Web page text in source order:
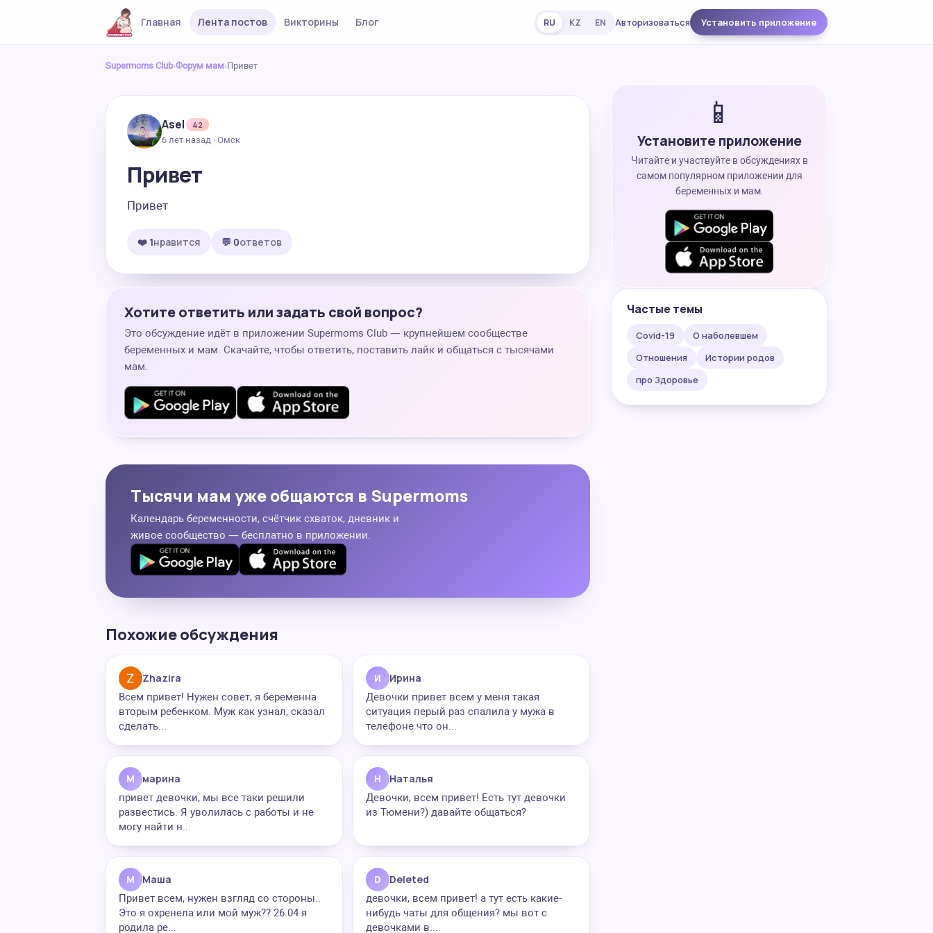
Главная Лента постов Викторины Блог RU KZ EN Авторизоваться Установить приложение
Supermoms Club›Форум мам›Привет
Asel
42
6 лет назад · Омск
Привет
Привет
❤️ 1нравится 💬 0ответов
Хотите ответить или задать свой вопрос?
Это обсуждение идёт в приложении Supermoms Club — крупнейшем сообществе
беременных и мам. Скачайте, чтобы ответить, поставить лайк и общаться с тысячами
мам.
Тысячи мам уже общаются в Supermoms
Календарь беременности, счётчик схваток, дневник и
живое сообщество — бесплатно в приложении.
Похожие обсуждения
Zhazira
Всем привет! Нужен совет, я беременна
вторым ребенком. Муж как узнал, сказал
сделать...
И Ирина
Девочки привет всем у меня такая
ситуация перый раз спалила у мужа в
телефоне что он...
М марина
привет девочки, мы все таки решили
развестись. Я уволилась с работы и не
могу найти н...
Н Наталья
Девочки, всем привет! Есть тут девочки
из Тюмени?) давайте общаться?
М Маша
Привет всем, нужен взгляд со стороны..
Это я охренела или мой муж?? 26.04 я
родила ре...
D Deleted
девочки, всем привет! а тут есть какие-
нибудь чаты для общения? мы вот с
девочками в...
📱
Установите приложение
Читайте и участвуйте в обсуждениях в
самом популярном приложении для
беременных и мам.
Частые темы
Covid-19
О наболевшем
Отношения
Истории родов
про Здоровье